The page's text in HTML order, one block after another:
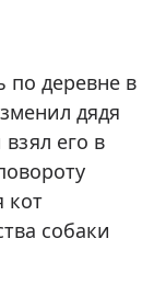
по деревне в
дядя
его в
кот
собаки